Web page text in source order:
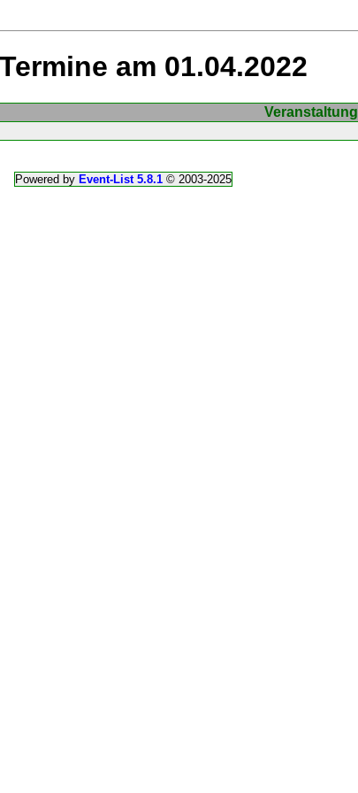
am 01.04.2022
Veranstaltung
Powered by Event-List 5.8.1© 2003-2025